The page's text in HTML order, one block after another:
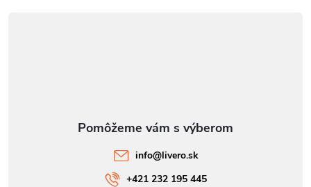
info@livero.sk
+421 232 195 445